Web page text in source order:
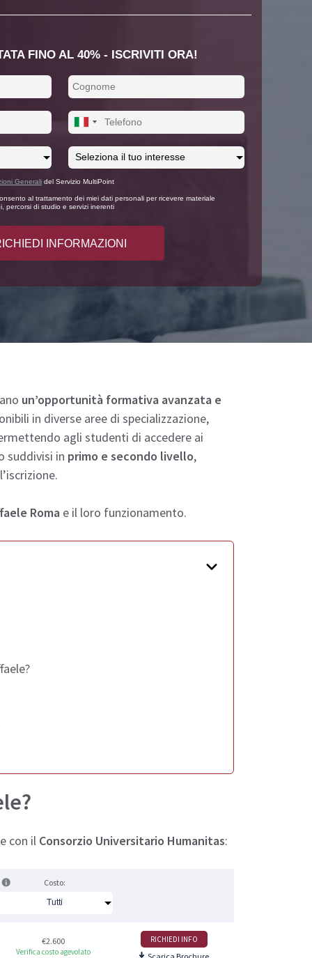
FINO AL 40% - ISCRIVITI ORA!
Generali del Servizio MultiPoint
al trattamento dei miei dati personali per ricevere materiale
percorsi di studio e servizi inerenti
un’opportunità formativa avanzata e
in diverse aree di specializzazione,
agli studenti di accedere ai
suddivisi in primo e secondo livello,
Roma e il loro funzionamento.
con il Consorzio Universitario Humanitas:
Costo:
€2.600
Verifica costo agevolato
RICHIEDI INFO